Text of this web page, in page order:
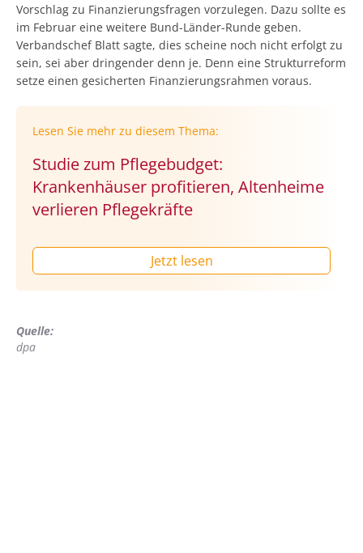
Vorschlag zu Finanzierungsfragen vorzulegen. Dazu sollte es
im Februar eine weitere Bund-Länder-Runde geben.
Verbandschef Blatt sagte, dies scheine noch nicht erfolgt zu
sein, sei aber dringender denn je. Denn eine Strukturreform
setze einen gesicherten Finanzierungsrahmen voraus.
Lesen Sie mehr zu diesem Thema:
Studie zum Pflegebudget:
Krankenhäuser profitieren, Altenheime
verlieren Pflegekräfte
Jetzt lesen
Quelle:
dpa